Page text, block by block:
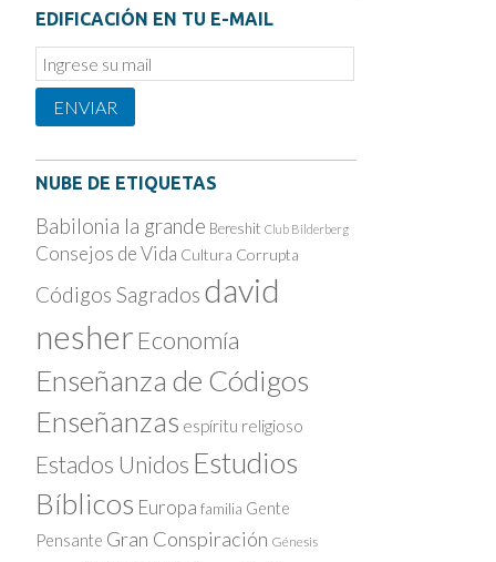
EDIFICACIÓN EN TU E-MAIL
Email
Subscription
ENVIAR
NUBE DE ETIQUETAS
Babilonia la grande Bereshit Club Bilderberg
Consejos de Vida Cultura Corrupta
Códigos Sagrados david
nesher Economía
Enseñanza de Códigos
Enseñanzas espíritu religioso
Estados Unidos Estudios
Bíblicos Europa familia Gente
Pensante Gran Conspiración Génesis